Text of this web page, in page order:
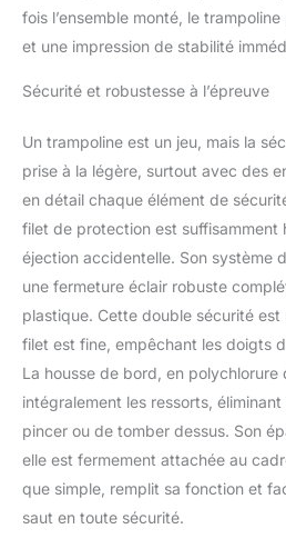
fois l’ensemble monté, le
et une impression de stabilité
Sécurité et robustesse à l’épreuve
Un trampoline est un jeu, mais la
prise à la légère, surtout avec des
en détail chaque élément de
filet de protection est suffisamment
éjection accidentelle. Son système
une fermeture éclair robuste
plastique. Cette double sécurité est
filet est fine, empêchant les doigts
La housse de bord, en
intégralement les ressorts,
pincer ou de tomber dessus. Son
elle est fermement attachée au
que simple, remplit sa fonction et
saut en toute sécurité.